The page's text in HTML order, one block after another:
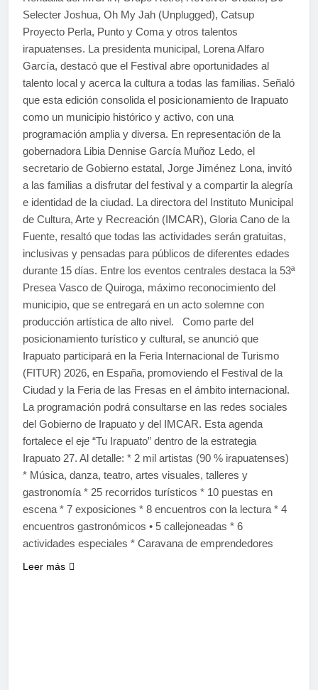
Selecter Joshua, Oh My Jah (Unplugged), Catsup
Proyecto Perla, Punto y Coma y otros talentos
irapuatenses. La presidenta municipal, Lorena Alfaro
García, destacó que el Festival abre oportunidades al
talento local y acerca la cultura a todas las familias. Señaló
que esta edición consolida el posicionamiento de Irapuato
como un municipio histórico y activo, con una
programación amplia y diversa. En representación de la
gobernadora Libia Dennise García Muñoz Ledo, el
secretario de Gobierno estatal, Jorge Jiménez Lona, invitó
a las familias a disfrutar del festival y a compartir la alegría
e identidad de la ciudad. La directora del Instituto Municipal
de Cultura, Arte y Recreación (IMCAR), Gloria Cano de la
Fuente, resaltó que todas las actividades serán gratuitas,
inclusivas y pensadas para públicos de diferentes edades
durante 15 días. Entre los eventos centrales destaca la 53ª
Presea Vasco de Quiroga, máximo reconocimiento del
municipio, que se entregará en un acto solemne con
producción artística de alto nivel. Como parte del
posicionamiento turístico y cultural, se anunció que
Irapuato participará en la Feria Internacional de Turismo
(FITUR) 2026, en España, promoviendo el Festival de la
Ciudad y la Feria de las Fresas en el ámbito internacional.
La programación podrá consultarse en las redes sociales
del Gobierno de Irapuato y del IMCAR. Esta agenda
fortalece el eje “Tu Irapuato” dentro de la estrategia
Irapuato 27. Al detalle: * 2 mil artistas (90 % irapuatenses)
* Música, danza, teatro, artes visuales, talleres y
gastronomía * 25 recorridos turísticos * 10 puestas en
escena * 7 exposiciones * 8 encuentros con la lectura * 4
encuentros gastronómicos • 5 callejoneadas * 6
actividades especiales * Caravana de emprendedores
Leer más